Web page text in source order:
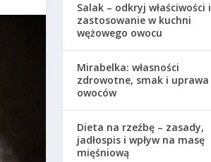
Salak – odkryj właściwości i
zastosowanie w kuchni
wężowego owocu
Mirabelka: własności
zdrowotne, smak i uprawa
owoców
Dieta na rzeźbę – zasady,
jadłospis i wpływ na masę
mięśniową